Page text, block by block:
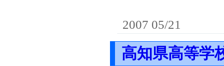
2007 05/21
高知県高等学